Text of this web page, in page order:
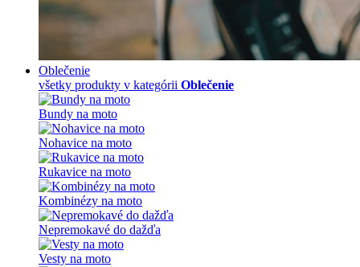
Oblečenie
všetky produkty v kategórii Oblečenie
Bundy na moto
Nohavice na moto
Rukavice na moto
Kombinézy na moto
Nepremokavé do dažďa
Vesty na moto